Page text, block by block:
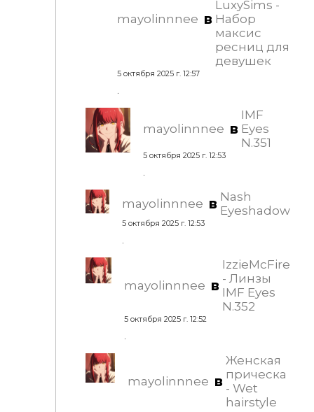
mayolinnnee в
LuxySims -
Набор
максис
ресниц для
девушек
5 октября 2025 г. 12:57
mayolinnnee в
IMF
Eyes
N.351
5 октября 2025 г. 12:53
mayolinnnee в Nash
Eyeshadow
5 октября 2025 г. 12:53
mayolinnnee в
IzzieMcFire
- Линзы
IMF Eyes
N.352
5 октября 2025 г. 12:52
mayolinnnee в
Женская
прическа
- Wet
hairstyle